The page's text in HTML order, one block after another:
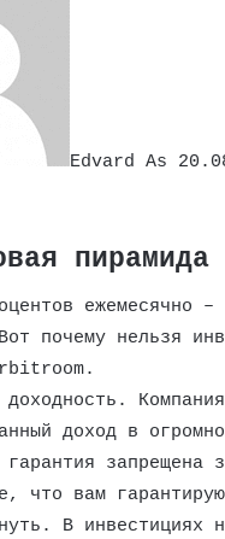
Edvard As
пирамида
ежемесячно –
почему нельзя
доход в
запрещена
что вам
В инвестициях